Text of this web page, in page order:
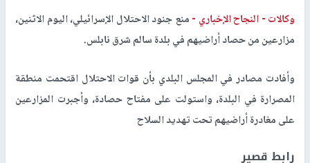
وكالات -النجاح الإخباري -منع جنود الاحتلال الإسرائيلي، اليوم الاثنين،
مزارعين من حصاد أراضيهم في بلدة سالم شرق نابلس.
وأفادت مصادر في المجلس البلدي بأن قوات الاحتلال اقتحمت منطقة
المصرارة في البلدة، واستولت على مفتاح حصادة، وأجبرت المزارعين
على مغادرة أراضيهم تحت تهديد السلاح
رابط قصير